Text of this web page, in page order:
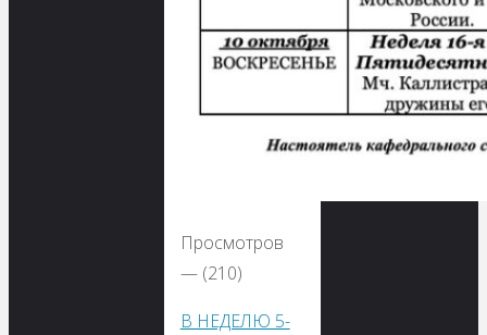
Просмотров
— (210)
В НЕДЕЛЮ 5-